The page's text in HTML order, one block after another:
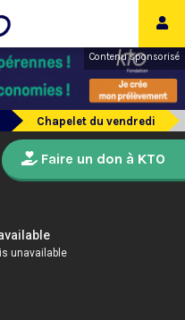
Contenu sponsorisé
Chapelet du vendredi
Faire un don à KTO